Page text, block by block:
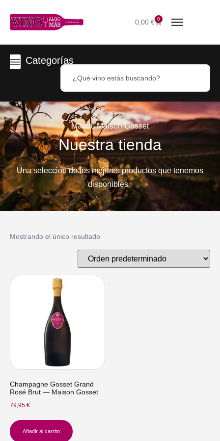
0,00 € 0
Categorías
Marca: Maison Gosset
Nuestra tienda
Una selección de los mejores productos que tenemos
disponibles.
Mostrando el único resultado
Champagne Gosset Grand
Rosé Brut — Maison Gosset
79,95 €
Añadir al carrito